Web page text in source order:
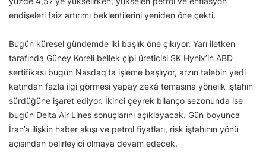
endişeleri faiz artırımı beklentilerini yeniden öne çekti.
Bugün küresel gündemde iki başlık öne çıkıyor. Yarı iletken
tarafında Güney Koreli bellek çipi üreticisi SK Hynix’in ABD
sertifikası bugün Nasdaq’ta işleme başlıyor, arzın talebin yedi
katından fazla ilgi görmesi yapay zekâ temasına yönelik iştahın
sürdüğüne işaret ediyor. İkinci çeyrek bilanço sezonunda ise
bugün Delta Air Lines sonuçlarını açıklayacak. Gün boyunca
İran’a ilişkin haber akışı ve petrol fiyatları, risk iştahının yönü
açısından belirleyici olmaya devam edecek.